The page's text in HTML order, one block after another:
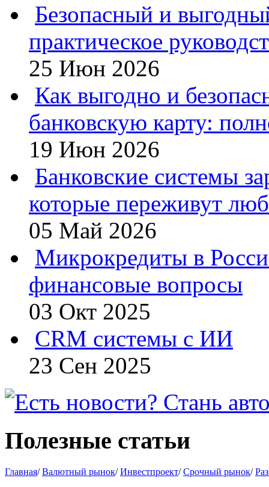
Безопасный и
практическое
25 Июн 2026
Как выгодно и
банковскую карту:
19 Июн 2026
Банковские системы
которые переживут
05 Май 2026
Микрокредиты в
финансовые вопросы
03 Окт 2025
CRM системы с ИИ
23 Сен 2025
Полезные статьи
Главная/Валютный рынок/Инвестпроект/Срочный рынок/